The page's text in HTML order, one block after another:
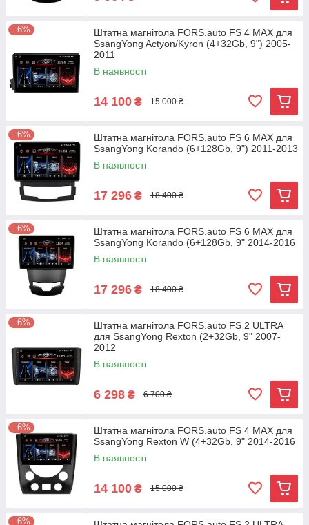
–6%
Штатна магнітола FORS.auto FS 4 MAX для
SsangYong Actyon/Kyron (4+32Gb, 9") 2005-
2011
В наявності
14 100 ₴ 15 000 ₴
–6%
Штатна магнітола FORS.auto FS 6 MAX для
SsangYong Korando (6+128Gb, 9") 2011-2013
В наявності
17 296 ₴ 18 400 ₴
–6%
Штатна магнітола FORS.auto FS 6 MAX для
SsangYong Korando (6+128Gb, 9" 2014-2016
В наявності
17 296 ₴ 18 400 ₴
–6%
Штатна магнітола FORS.auto FS 2 ULTRA
для SsangYong Rexton (2+32Gb, 9" 2007-
2012
В наявності
6 298 ₴ 6 700 ₴
–6%
Штатна магнітола FORS.auto FS 4 MAX для
SsangYong Rexton W (4+32Gb, 9" 2014-2016
В наявності
14 100 ₴ 15 000 ₴
–6%